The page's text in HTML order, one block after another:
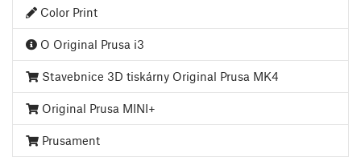
Color Print
O Original Prusa i3
Stavebnice 3D tiskárny Original Prusa MK4
Original Prusa MINI+
Prusament